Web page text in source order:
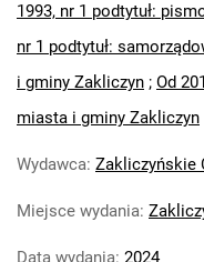
nr 4
Głosiciel :
gazeta
nr 5
gazeta miasta
Głosiciel :
gazeta miasta
1993, nr 1 podtytuł:
nr 1 podtytuł:
i gminy Zakliczyn ; Od
miasta i gminy Zakliczyn
Wydawca: Zakliczyńskie
Miejsce wydania:
Data wydania: 2024